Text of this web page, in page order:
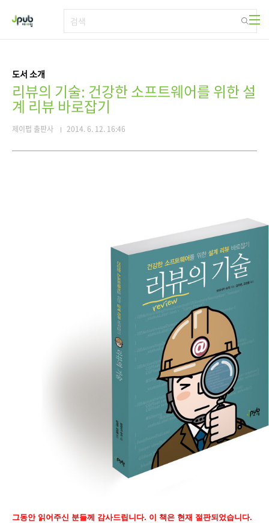
도서 소개
리뷰의 기술: 건강한 소프트웨어를 위한 설
계 리뷰 바로잡기
제이펍 출판사 2014. 6. 12. 16:46
그동안 읽어주신 분들께 감사드립니다. 이 책은 현재 절판되었습니다.